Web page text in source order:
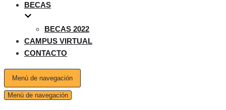
BECAS
BECAS 2022
CAMPUS VIRTUAL
CONTACTO
Menú de navegación
Menú de navegación